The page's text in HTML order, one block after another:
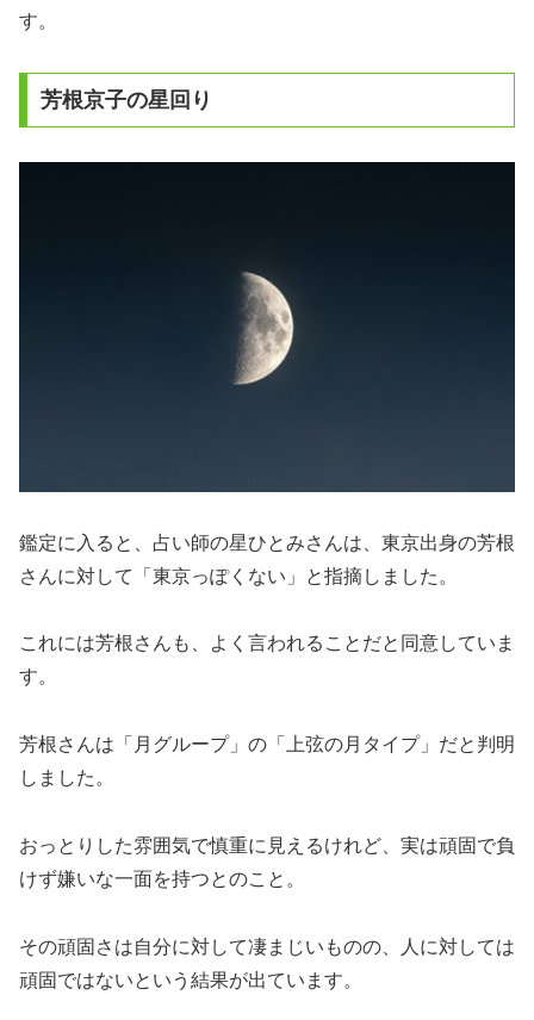
す。
芳根京子の星回り
鑑定に入ると、占い師の星ひとみさんは、東京出身の芳根
さんに対して「東京っぽくない」と指摘しました。
これには芳根さんも、よく言われることだと同意していま
す。
芳根さんは「月グループ」の「上弦の月タイプ」だと判明
しました。
おっとりした雰囲気で慎重に見えるけれど、実は頑固で負
けず嫌いな一面を持つとのこと。
その頑固さは自分に対して凄まじいものの、人に対しては
頑固ではないという結果が出ています。